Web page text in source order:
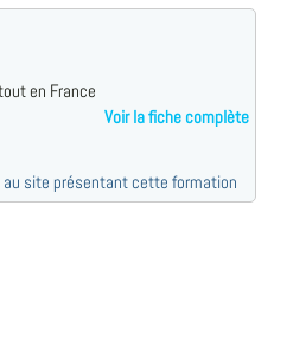
en France
Voir la fiche complète
site présentant cette formation